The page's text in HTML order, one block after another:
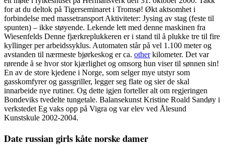
for at du deltok på Tigerseminaret i Tromsø! Økt aktsomhet i
forbindelse med massetransport Aktiviteter: Jysing av stag (feste til
spunten) – ikke støyende. Lekende lett med denne maskinen fra
Wiesenfelds Denne fjærkreplukkeren er i stand til å plukke tre til fire
kyllinger per arbeidssyklus. Automaten står på vel 1.100 meter og
avstanden til nærmeste bjørkeskog er ca. otherkilometer. Det var
rørende å se hvor stor kjærlighet og omsorg hun viser til sønnen sin!
En av de store kjedene i Norge, som selger mye utstyr som
gasskomfyrer og gassgriller, legger seg flate og sier de skal
innarbeide nye rutiner. Og dette igjen forteller alt om regjeringen
Bondeviks tvedelte tungetale. Balansekunst Kristine Roald Sandøy i
verkstedet Eg vaks opp på Vigra og var elev ved Ålesund
Kunstskule 2002-2004.
Date russian girls kåte norske damer